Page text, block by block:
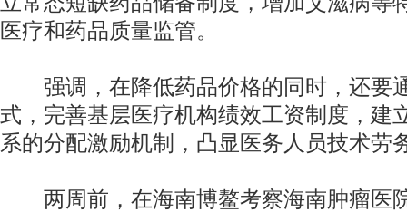
医疗和药品质量监管。
强调，在降低药品价格的同时，还要
式，完善基层医疗机构绩效工资制度，建
系的分配激励机制，凸显医务人员技术劳
两周前，在海南博鳌考察海南肿瘤医